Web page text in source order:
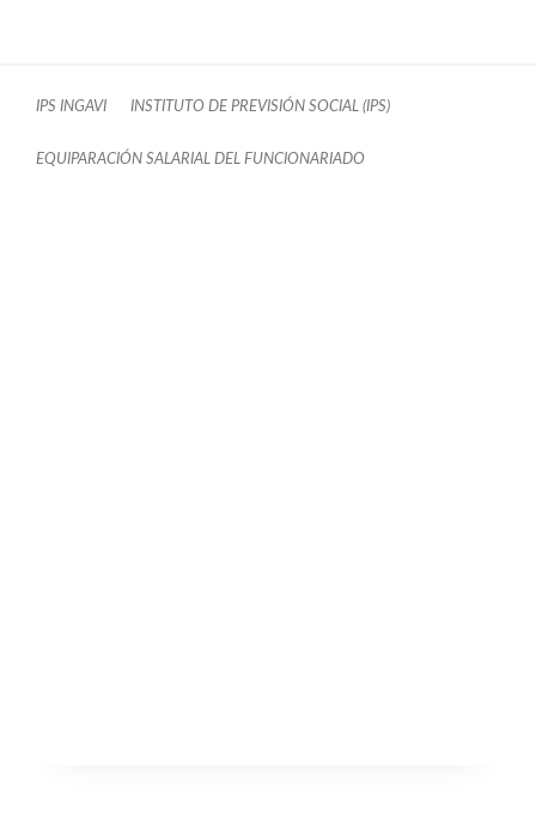
IPS INGAVI INSTITUTO DE PREVISIÓN SOCIAL (IPS)
EQUIPARACIÓN SALARIAL DEL FUNCIONARIADO